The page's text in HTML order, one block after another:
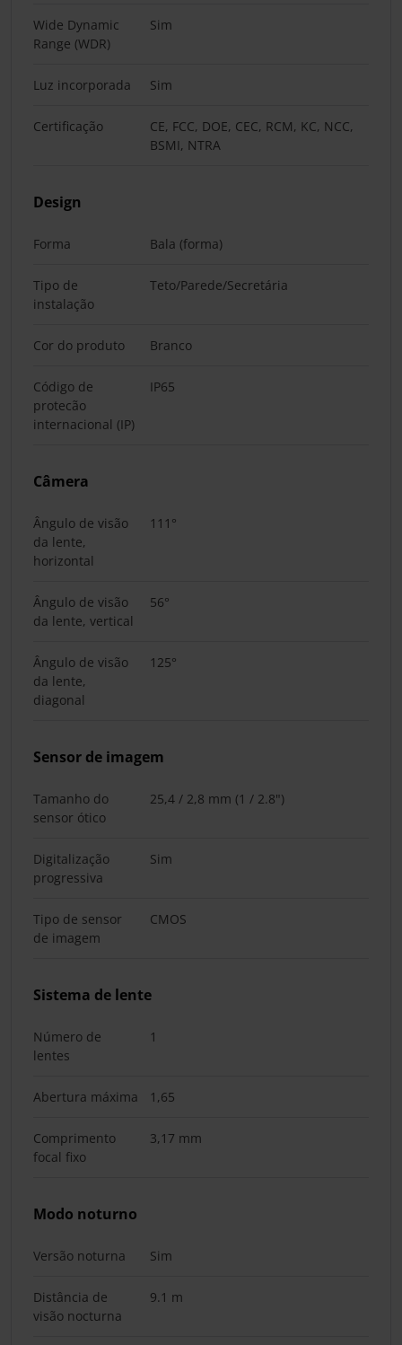
Wide Dynamic
Range (WDR)
Sim
Luz incorporada Sim
Certificação
CE, FCC, DOE, CEC, RCM, KC, NCC,
BSMI, NTRA
Design
Forma Bala (forma)
Tipo de
instalação
Teto/Parede/Secretária
Cor do produto Branco
Código de
protecão
internacional (IP)
IP65
Câmera
Ângulo de visão
da lente,
horizontal
111°
Ângulo de visão
da lente, vertical
56°
Ângulo de visão
da lente,
diagonal
125°
Sensor de imagem
Tamanho do
sensor ótico
25,4 / 2,8 mm (1 / 2.8")
Digitalização
progressiva
Sim
Tipo de sensor
de imagem
CMOS
Sistema de lente
Número de
lentes
1
Abertura máxima 1,65
Comprimento
focal fixo
3,17 mm
Modo noturno
Versão noturna Sim
Distância de
visão nocturna
9.1 m